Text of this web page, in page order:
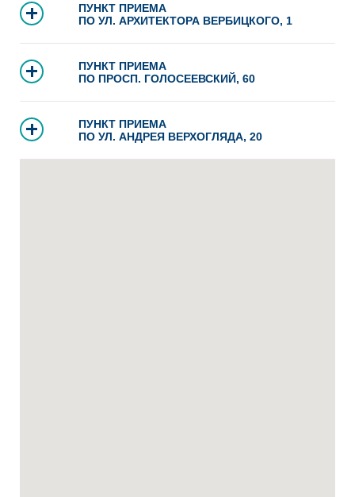
ПУНКТ ПРИЕМА
ПО УЛ. АРХИТЕКТОРА ВЕРБИЦКОГО, 1
ПУНКТ ПРИЕМА
ПО ПРОСП. ГОЛОСЕЕВСКИЙ, 60
ПУНКТ ПРИЕМА
ПО УЛ. АНДРЕЯ ВЕРХОГЛЯДА, 20